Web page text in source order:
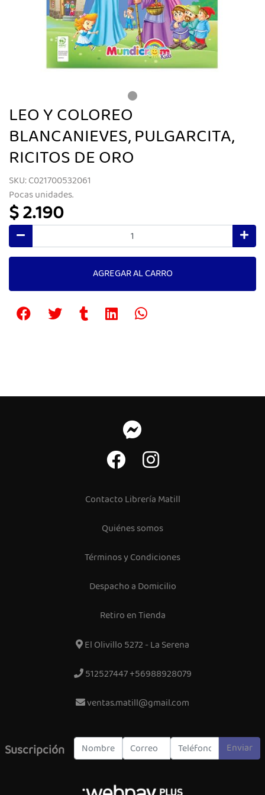
LEO Y COLOREO
BLANCANIEVES, PULGARCITA,
RICITOS DE ORO
SKU: C021700532061
Pocas unidades.
$ 2.190
AGREGAR AL CARRO
Contacto Librería Matill
Quiénes somos
Términos y Condiciones
Despacho a Domicilio
Retiro en Tienda
El Olivillo 5272 - La Serena
512527447 +56988928079
ventas.matill@gmail.com
Suscripción Enviar